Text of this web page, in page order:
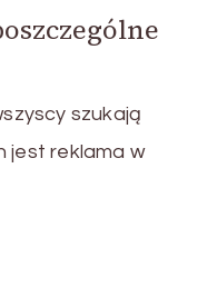
szukają
jest reklama w